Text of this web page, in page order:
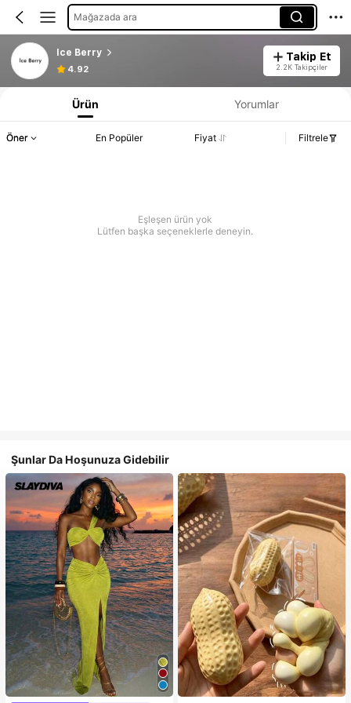
Mağazada ara
lce Berry
4.92
Takip Et
2.2K Takipçiler
Ürün Yorumlar
Öner En Popüler Fiyat Filtrele
Eşleşen ürün yok
Lütfen başka seçeneklerle deneyin.
Şunlar Da Hoşunuza Gidebilir